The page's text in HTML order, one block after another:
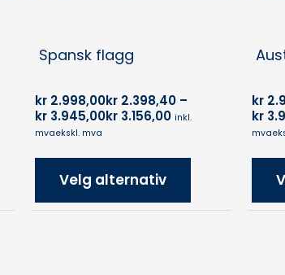
Spansk flagg
kr2.998,00kr2.398,40 –
kr3.945,00kr3.156,00 inkl.
mvaekskl. mva
Velg alternativ
kr
kr
mva